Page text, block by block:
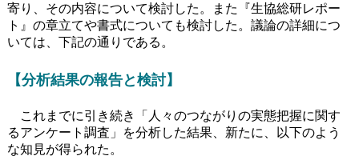
寄り、その内容について検討した。また『生協総研レポー
ト』の章立てや書式についても検討した。議論の詳細につ
いては、下記の通りである。
【分析結果の報告と検討】
これまでに引き続き「人々のつながりの実態把握に関す
るアンケート調査」を分析した結果、新たに、以下のよう
な知見が得られた。